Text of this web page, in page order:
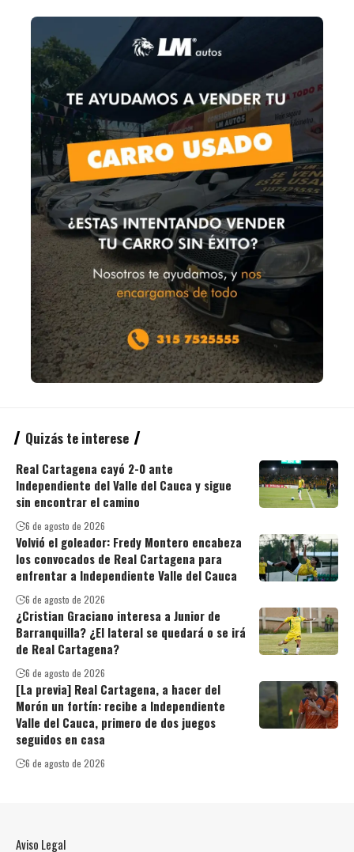
Quizás te interese
Real Cartagena cayó 2-0 ante
Independiente del Valle del Cauca y sigue
sin encontrar el camino
6 de agosto de 2026
Volvió el goleador: Fredy Montero encabeza
los convocados de Real Cartagena para
enfrentar a Independiente Valle del Cauca
6 de agosto de 2026
¿Cristian Graciano interesa a Junior de
Barranquilla? ¿El lateral se quedará o se irá
de Real Cartagena?
6 de agosto de 2026
[La previa] Real Cartagena, a hacer del
Morón un fortín: recibe a Independiente
Valle del Cauca, primero de dos juegos
seguidos en casa
6 de agosto de 2026
Aviso Legal